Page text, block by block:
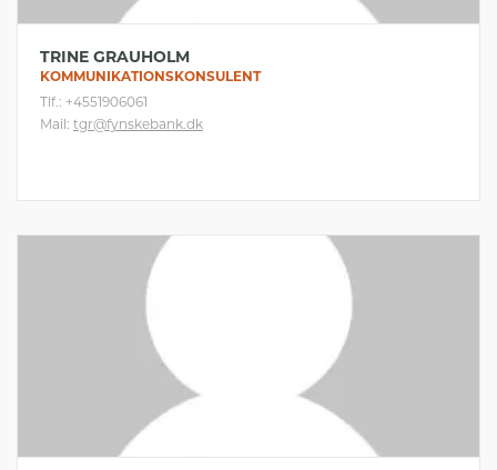
TRINE GRAUHOLM
KOMMUNIKATIONSKONSULENT
Tlf.: +4551906061
Mail: tgr@fynskebank.dk